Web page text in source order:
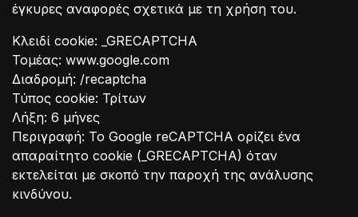
έγκυρες αναφορές σχετικά με τη χρήση του.
Κλειδί cookie: _GRECAPTCHA
Τομέας: www.google.com
Διαδρομή: /recaptcha
Τύπος cookie: Τρίτων
Λήξη: 6 μήνες
Περιγραφή: Το Google reCAPTCHA ορίζει ένα
απαραίτητο cookie (_GRECAPTCHA) όταν
εκτελείται με σκοπό την παροχή της ανάλυσης
κινδύνου.